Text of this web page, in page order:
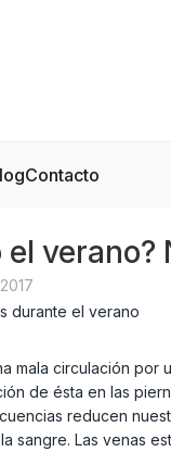
Contacto
verano?
circulación por
de ésta en las
reducen
Las venas